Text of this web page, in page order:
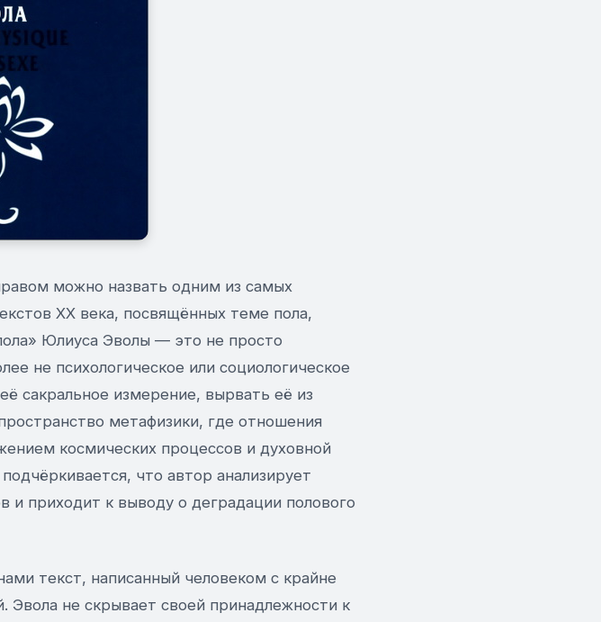
можно назвать одним из самых
XX века, посвящённых теме пола,
Юлиуса Эволы — это не просто
не психологическое или социологическое
сакральное измерение, вырвать её из
метафизики, где отношения
космических процессов и духовной
что автор анализирует
и приходит к выводу о деградации полового
текст, написанный человеком с крайне
Эвола не скрывает своей принадлежности к